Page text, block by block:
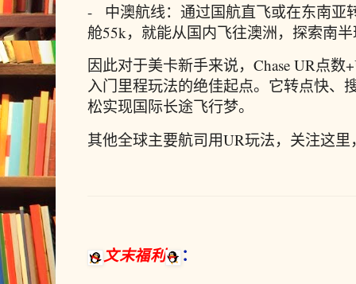
- 中澳航线：通过国航直飞或在东南亚
舱55k，就能从国内飞往澳洲，探索南
因此对于美卡新手来说，Chase UR点
入门里程玩法的绝佳起点。它转点快、
松实现国际长途飞行梦。
其他全球主要航司用UR玩法，关注这
文末福利
：